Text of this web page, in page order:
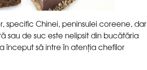
specific Chinei, peninsulei coreene, dar
sau de suc este nelipsit din bucătăria
început să intre în atenția chefilor